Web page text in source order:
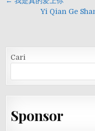
Yi Qian Ge
Cari
Sponsor